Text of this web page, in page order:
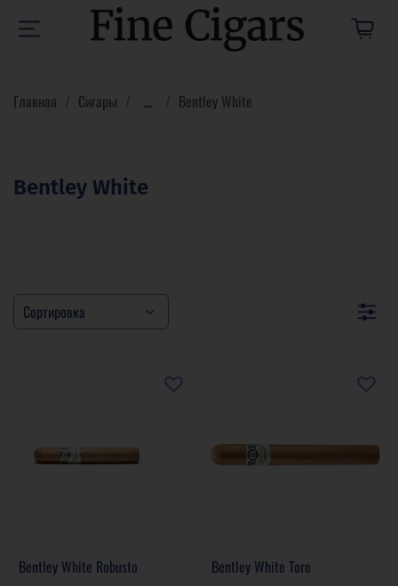
Главная Сигары ... Bentley White
Bentley White
Bentley White Robusto Bentley White Toro